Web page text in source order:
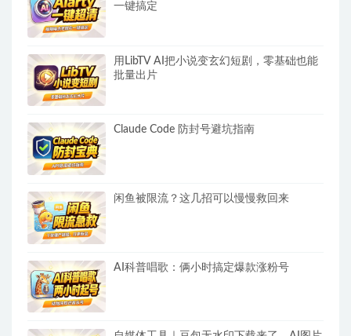
一键搞定
用LibTV AI把小说变玄幻短剧，零基础也能
批量出片
Claude Code 防封号避坑指南
闲鱼被限流？这几招可以慢慢救回来
AI科普唱歌：俩小时搞定爆款涨粉号